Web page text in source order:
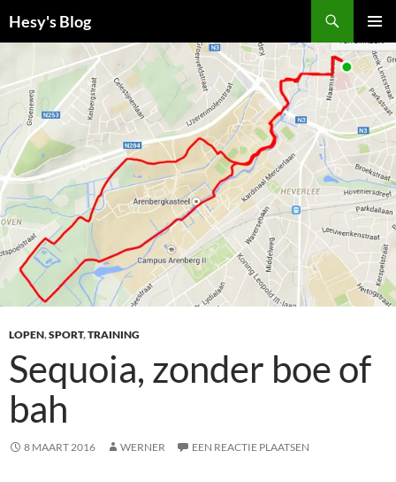
naar
inhoud
Hesy's Blog
MENU
LOPEN,SPORT,TRAINING
Sequoia, zonder boe of
bah
8 MAART 2016 WERNER EEN REACTIE PLAATSEN